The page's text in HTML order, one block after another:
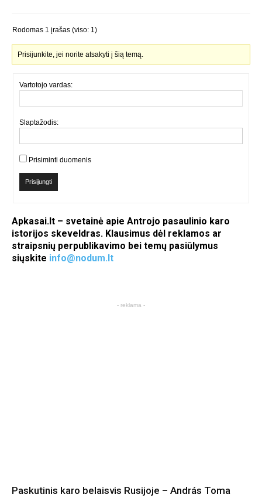
Rodomas 1 įrašas (viso: 1)
Prisijunkite, jei norite atsakyti į šią temą.
Vartotojo vardas:
Slaptažodis:
Prisiminti duomenis
Prisijungti
Apkasai.lt – svetainė apie Antrojo pasaulinio karo
istorijos skeveldras. Klausimus dėl reklamos ar
straipsnių perpublikavimo bei temų pasiūlymus
siųskite info@nodum.lt
- reklama -
Paskutinis karo belaisvis Rusijoje – András Toma